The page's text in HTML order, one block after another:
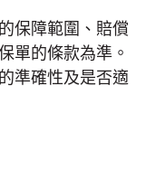
保障範圍、賠償
單的條款為準。
準確性及是否適